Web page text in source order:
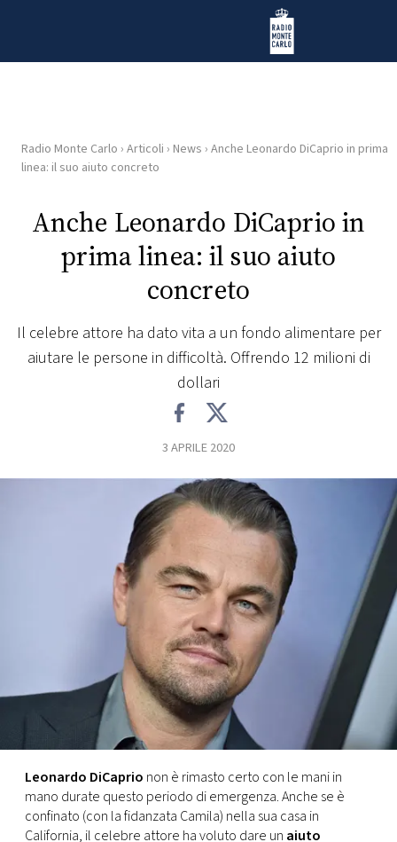
Radio Monte Carlo
HOME
RADIO
WEB
RADIO
PLAYLIST
CONCORSI
PRINCIPATO
MONACO
RMC
CONSIGLIA
Radio Monte Carlo › Articoli › News › Anche Leonardo DiCaprio in prima
linea: il suo aiuto concreto
Anche Leonardo DiCaprio in
prima linea: il suo aiuto
concreto
Il celebre attore ha dato vita a un fondo alimentare per
aiutare le persone in difficoltà. Offrendo 12 milioni di
dollari
3 APRILE 2020
Leonardo DiCaprio non è rimasto certo con le mani in
mano durate questo periodo di emergenza. Anche se è
confinato (con la fidanzata Camila) nella sua casa in
California, il celebre attore ha voluto dare un aiuto